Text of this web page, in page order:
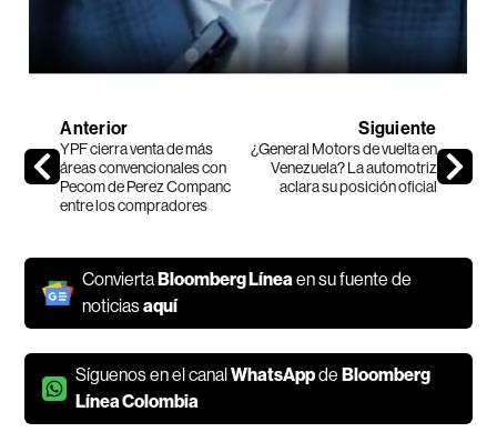
Anterior
YPF cierra venta de más
áreas convencionales con
Pecom de Perez Companc
entre los compradores
Siguiente
¿General Motors de vuelta en
Venezuela? La automotriz
aclara su posición oficial
ConviertaBloomberg Líneaen su fuente de
noticiasaquí
Síguenos en el canalWhatsAppdeBloomberg
Línea Colombia